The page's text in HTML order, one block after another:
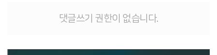
댓글쓰기 권한이 없습니다.